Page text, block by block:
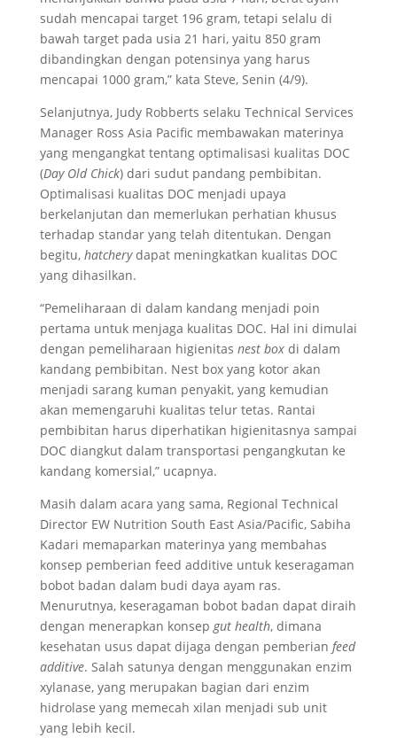
sudah mencapai target 196 gram, tetapi selalu di
bawah target pada usia 21 hari, yaitu 850 gram
dibandingkan dengan potensinya yang harus
mencapai 1000 gram,” kata Steve, Senin (4/9).
Selanjutnya, Judy Robberts selaku Technical Services
Manager Ross Asia Pacific membawakan materinya
yang mengangkat tentang optimalisasi kualitas DOC
(Day Old Chick) dari sudut pandang pembibitan.
Optimalisasi kualitas DOC menjadi upaya
berkelanjutan dan memerlukan perhatian khusus
terhadap standar yang telah ditentukan. Dengan
begitu, hatcherydapat meningkatkan kualitas DOC
yang dihasilkan.
“Pemeliharaan di dalam kandang menjadi poin
pertama untuk menjaga kualitas DOC. Hal ini dimulai
dengan pemeliharaan higienitas nest boxdi dalam
kandang pembibitan. Nest box yang kotor akan
menjadi sarang kuman penyakit, yang kemudian
akan memengaruhi kualitas telur tetas. Rantai
pembibitan harus diperhatikan higienitasnya sampai
DOC diangkut dalam transportasi pengangkutan ke
kandang komersial,” ucapnya.
Masih dalam acara yang sama, Regional Technical
Director EW Nutrition South East Asia/Pacific, Sabiha
Kadari memaparkan materinya yang membahas
konsep pemberian feed additive untuk keseragaman
bobot badan dalam budi daya ayam ras.
Menurutnya, keseragaman bobot badan dapat diraih
dengan menerapkan konsep gut health, dimana
kesehatan usus dapat dijaga dengan pemberian feed
additive. Salah satunya dengan menggunakan enzim
xylanase, yang merupakan bagian dari enzim
hidrolase yang memecah xilan menjadi sub unit
yang lebih kecil.